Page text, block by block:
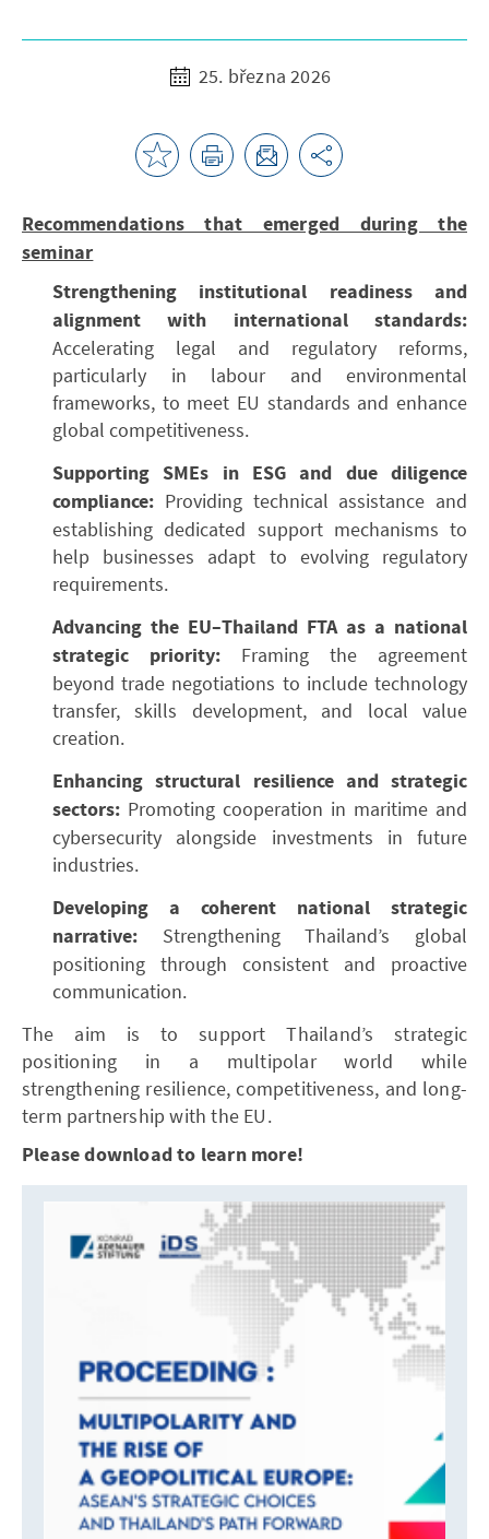
25. března 2026
Recommendations that emerged during the
seminar
Strengthening institutional readiness and
alignment with international standards:
Accelerating legal and regulatory reforms,
particularly in labour and environmental
frameworks, to meet EU standards and enhance
global competitiveness.
Supporting SMEs in ESG and due diligence
compliance: Providing technical assistance and
establishing dedicated support mechanisms to
help businesses adapt to evolving regulatory
requirements.
Advancing the EU–Thailand FTA as a national
strategic priority: Framing the agreement
beyond trade negotiations to include technology
transfer, skills development, and local value
creation.
Enhancing structural resilience and strategic
sectors: Promoting cooperation in maritime and
cybersecurity alongside investments in future
industries.
Developing a coherent national strategic
narrative: Strengthening Thailand’s global
positioning through consistent and proactive
communication.
The aim is to support Thailand’s strategic
positioning in a multipolar world while
strengthening resilience, competitiveness, and long-
term partnership with the EU.
Please download to learn more!